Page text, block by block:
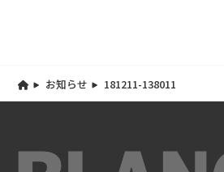
お知らせ 181211-138011